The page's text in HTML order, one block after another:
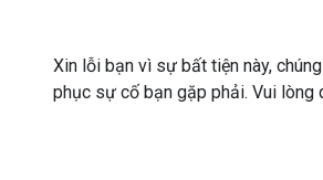
Xin lỗi bạn vì sự bất tiện này,
phục sự cố bạn gặp phải. Vui lòng